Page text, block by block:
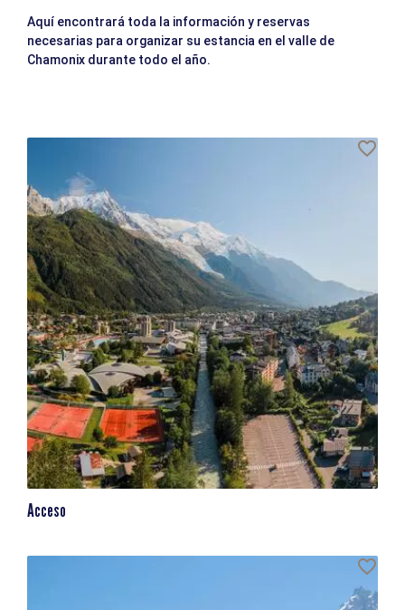
Aquí encontrará toda la información y reservas
necesarias para organizar su estancia en el valle de
Chamonix durante todo el año.
Acceso